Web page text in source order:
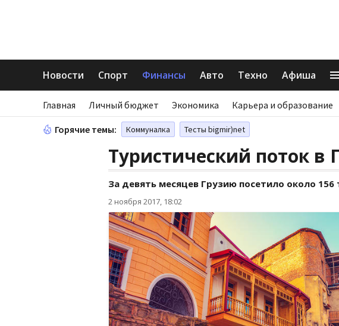
Новости Спорт Финансы Авто Техно Афиша
Главная Личный бюджет Экономика Карьера и образование
Горячие темы: Коммуналка Тесты bigmir)net
Туристический поток в
За девять месяцев Грузию посетило около
2 ноября 2017, 18:02